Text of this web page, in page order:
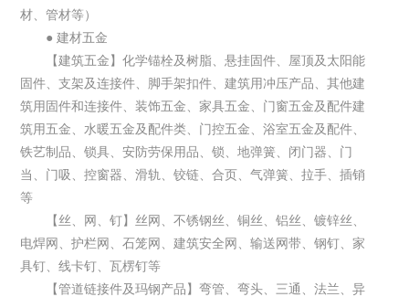
材、管材等）
● 建材五金
【建筑五金】化学锚栓及树脂、悬挂固件、屋顶及太阳能
固件、支架及连接件、脚手架扣件、建筑用冲压产品、其他建
筑用固件和连接件、装饰五金、家具五金、门窗五金及配件建
筑用五金、水暖五金及配件类、门控五金、浴室五金及配件、
铁艺制品、锁具、安防劳保用品、锁、地弹簧、闭门器、门
当、门吸、控窗器、滑轨、铰链、合页、气弹簧、拉手、插销
等
【丝、网、钉】丝网、不锈钢丝、铜丝、铝丝、镀锌丝、
电焊网、护栏网、石笼网、建筑安全网、输送网带、钢钉、家
具钉、线卡钉、瓦楞钉等
【管道链接件及玛钢产品】弯管、弯头、三通、法兰、异